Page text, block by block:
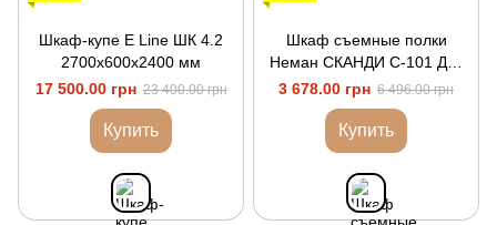
Шкаф-купе E Line ШК 4.2
2700х600х2400 мм
17 500.00 грн 23 400.00 грн
Купить
Шкаф съемные полки
Неман СКАНДИ С-101 Дуб
песочный/Графит
3 678.00 грн 6 496.00 грн
Купить